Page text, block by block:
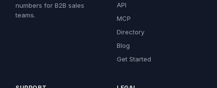
numbers for B2B sales
teams.
API
MCP
Directory
Blog
Get Started